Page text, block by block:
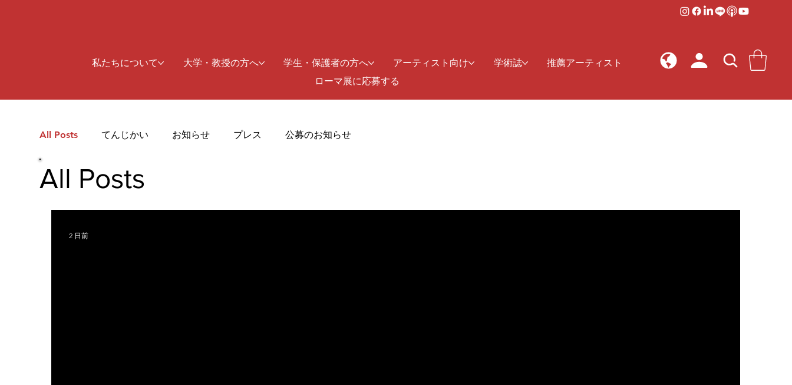
私たちについて 大学・教授の方へ 学生・保護者の方へ アーティスト向け 学術誌
推薦アーティスト
ローマ展に応募する
All Posts てんじかい お知らせ プレス 公募のお知らせ
All Posts
2 日前